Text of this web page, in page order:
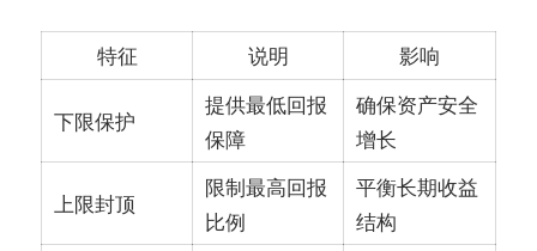
特征 说明 影响
下限保护
提供最低回报
保障
确保资产安全
增长
上限封顶
限制最高回报
比例
平衡长期收益
结构